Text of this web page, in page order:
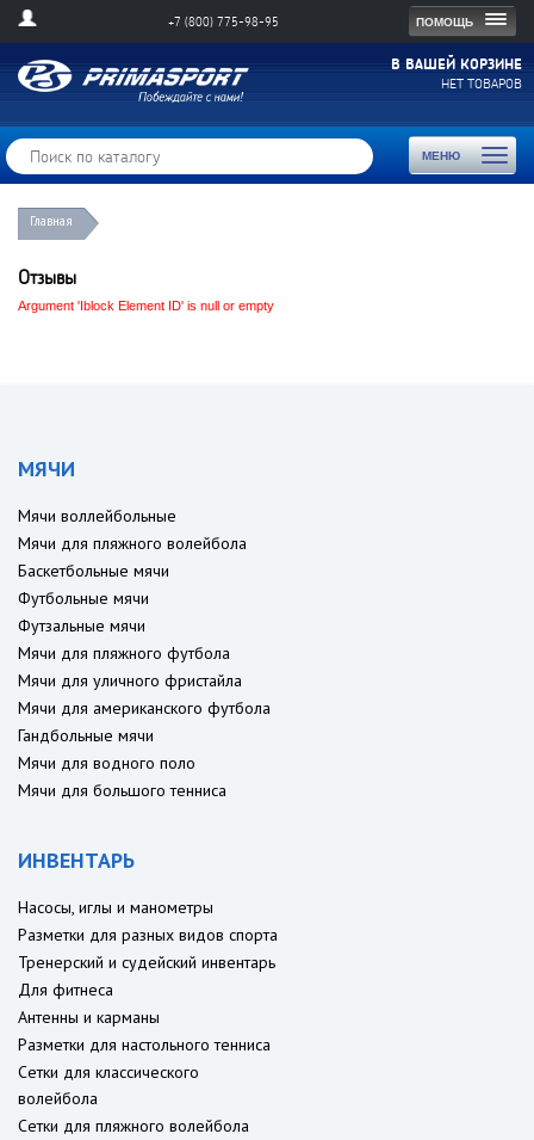
ПОМОЩЬ
+7 (800) 775-98-95
В ВАШЕЙ КОРЗИНЕ
НЕТ ТОВАРОВ
МЕНЮ
Toggle
Главная
Отзывы
Argument 'Iblock Element ID' is null or empty
МЯЧИ
Мячи воллейбольные
Мячи для пляжного волейбола
Баскетбольные мячи
Футбольные мячи
Футзальные мячи
Мячи для пляжного футбола
Мячи для уличного фристайла
Мячи для американского футбола
Гандбольные мячи
Мячи для водного поло
Мячи для большого тенниса
ИНВЕНТАРЬ
Насосы, иглы и манометры
Разметки для разных видов спорта
Тренерский и судейский инвентарь
Для фитнеса
Антенны и карманы
Разметки для настольного тенниса
Сетки для классического
волейбола
Сетки для пляжного волейбола